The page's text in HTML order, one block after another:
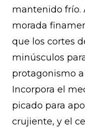
mantenido frío.
morada
que los cortes
minúsculos
protagonismo
Incorpora el
picado para
crujiente, y el